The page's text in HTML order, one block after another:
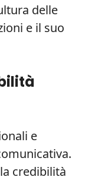
delle
e il suo
e
credibilità